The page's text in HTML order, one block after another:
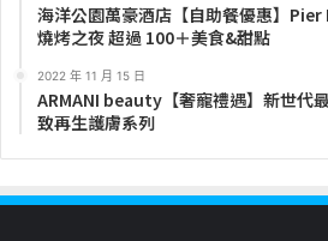
海洋公園萬豪酒店【自助餐優惠】
燒烤之夜 超過 100＋美食&甜點
2022 年 11 月 15 日
ARMANI beauty【奢寵禮遇】新世代
致再生護膚系列